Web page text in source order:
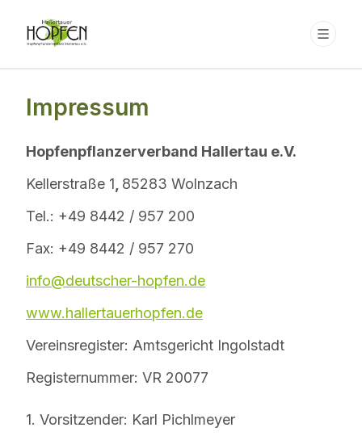
Impressum
Hopfenpflanzerverband Hallertau e.V.
Kellerstraße 1 85283 Wolnzach
Tel.: +49 8442 / 957 200
Fax: +49 8442 / 957 270
info@deutscher-hopfen.de
www.hallertauerhopfen.de
Vereinsregister: Amtsgericht Ingolstadt
Registernummer: VR 20077
1. Vorsitzender: Karl Pichlmeyer